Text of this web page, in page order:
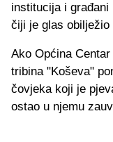
institucija i
čiji je glas
Ako Općina
tribina "Koševa"
čovjeka koji je
ostao u njemu